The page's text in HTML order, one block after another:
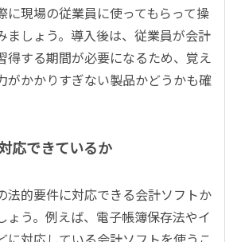
に現場の従業員に使ってもらって操
ましょう。導入後は、従業員が会計
得する期間が必要になるため、覚え
がかかりすぎない製品かどうかも確
応できているか
法的要件に対応できる会計ソフトか
ょう。例えば、電子帳簿保存法やイ